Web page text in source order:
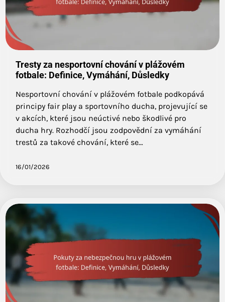
Tresty za nesportovní chování v plážovém
fotbale: Definice, Vymáhání, Důsledky
Nesportovní chování v plážovém fotbale podkopává
principy fair play a sportovního ducha, projevující se
v akcích, které jsou neúctivé nebo škodlivé pro
ducha hry. Rozhodčí jsou zodpovědní za vymáhání
trestů za takové chování, které se…
16/01/2026